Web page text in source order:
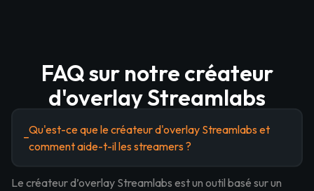
FAQ sur notre créateur
d'overlay Streamlabs
Qu'est-ce que le créateur d'overlay Streamlabs et
comment aide-t-il les streamers ?
Le créateur d’overlay Streamlabs est un outil basé sur un